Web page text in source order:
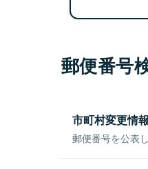
郵便番号
市町村変更情報
郵便番号を公表